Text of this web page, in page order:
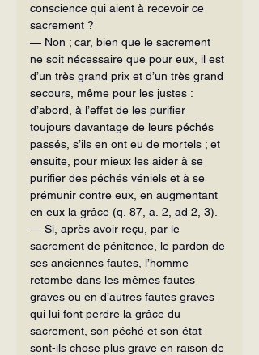
conscience qui aient à recevoir ce
sacrement ?
— Non ; car, bien que le sacrement
ne soit nécessaire que pour eux, il est
d’un très grand prix et d’un très grand
secours, même pour les justes :
d’abord, à l’effet de les purifier
toujours davantage de leurs péchés
passés, s’ils en ont eu de mortels ; et
ensuite, pour mieux les aider à se
purifier des péchés véniels et à se
prémunir contre eux, en augmentant
en eux la grâce (q. 87, a. 2, ad 2, 3).
— Si, après avoir reçu, par le
sacrement de pénitence, le pardon de
ses anciennes fautes, l’homme
retombe dans les mêmes fautes
graves ou en d’autres fautes graves
qui lui font perdre la grâce du
sacrement, son péché et son état
sont-ils chose plus grave en raison de